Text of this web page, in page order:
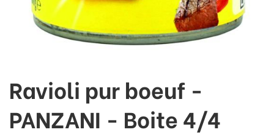
Ravioli pur boeuf -
PANZANI - Boite 4/4